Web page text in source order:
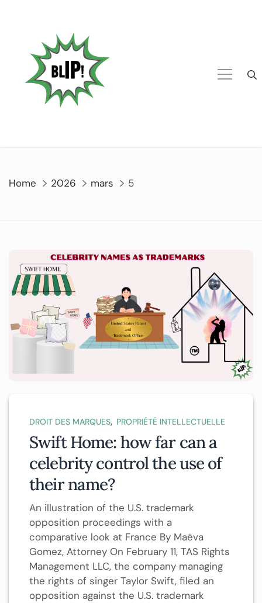
Home 2026 mars 5
DROIT DES MARQUES, PROPRIÉTÉ INTELLECTUELLE
Swift Home: how far can a
celebrity control the use of
their name?
An illustration of the U.S. trademark
opposition proceedings with a
comparative look at France By Maëva
Gomez, Attorney On February 11, TAS Rights
Management LLC, the company managing
the rights of singer Taylor Swift, filed an
opposition against the U.S. trademark